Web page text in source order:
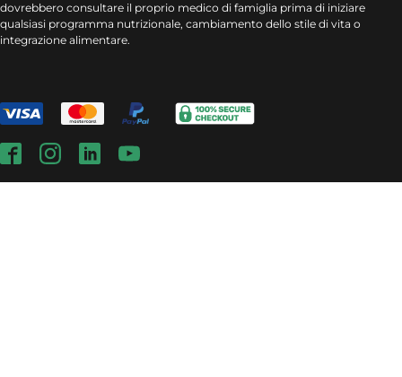
dovrebbero consultare il proprio medico di famiglia prima di iniziare
qualsiasi programma nutrizionale, cambiamento dello stile di vita o
integrazione alimentare.